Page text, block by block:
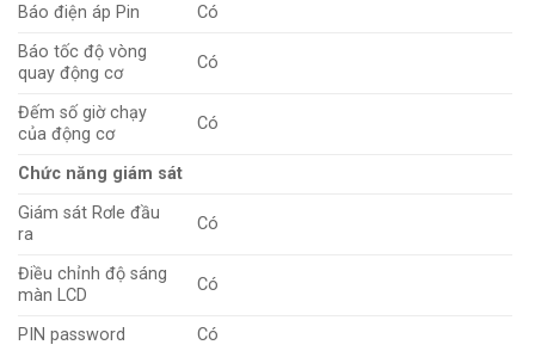
Báo điện áp Pin
Có
Báo tốc độ vòng
quay động cơ
Có
Đếm số giờ chạy
của động cơ
Có
Chức năng giám sát
Giám sát Rơle đầu
ra
Có
Điều chỉnh độ sáng
màn LCD
Có
PIN password
Có